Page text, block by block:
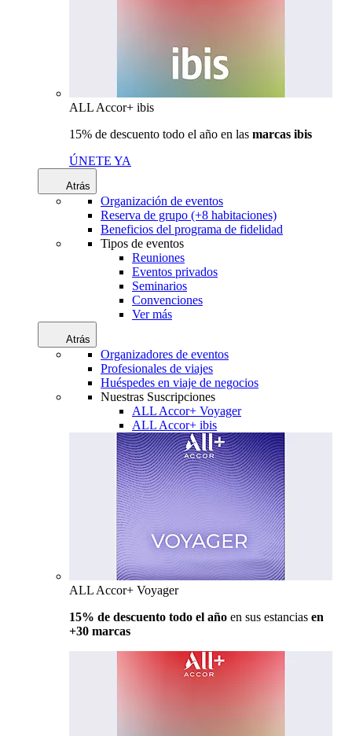
ALL Accor+ ibis
15% de descuento todo el año en las marcas ibis
ÚNETE YA
Atrás
Organización de eventos
Reserva de grupo (+8 habitaciones)
Beneficios del programa de fidelidad
Tipos de eventos
Reuniones
Eventos privados
Seminarios
Convenciones
Ver más
Atrás
Organizadores de eventos
Profesionales de viajes
Huéspedes en viaje de negocios
Nuestras Suscripciones
ALL Accor+ Voyager
ALL Accor+ ibis
ALL Accor+ Voyager
15% de descuento todo el año en sus estancias en
+30 marcas